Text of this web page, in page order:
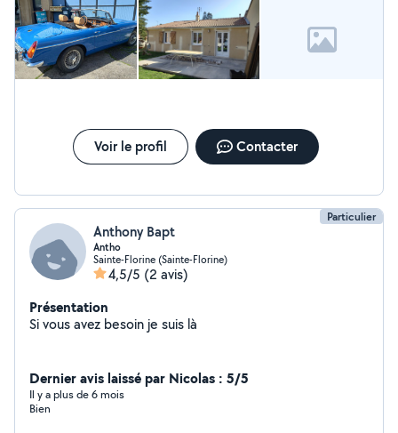
Voir le profil Contacter
Particulier
Anthony Bapt
Antho
Sainte-Florine (Sainte-Florine)
4,5/5 (2 avis)
Présentation
Si vous avez besoin je suis là
Dernier avis laissé par Nicolas : 5/5
Il y a plus de 6 mois
Bien